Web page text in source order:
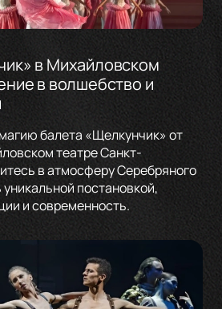
в Михайловском
в волшебство и
балета «Щелкунчик» от
театре Санкт-
в атмосферу Серебряного
постановкой,
и современность.